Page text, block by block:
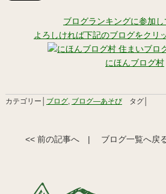
ブログランキングに参加し
よろしければ下記のブログをクリ
にほんブログ村
カテゴリー│ ブログ, ブログ―あそびタグ│
<< 前の記事へ | ブログ一覧へ戻